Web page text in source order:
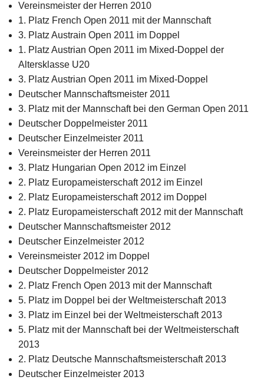
Vereinsmeister der Herren 2010
1. Platz French Open 2011 mit der Mannschaft
3. Platz Austrain Open 2011 im Doppel
1. Platz Austrian Open 2011 im Mixed-Doppel der
Altersklasse U20
3. Platz Austrian Open 2011 im Mixed-Doppel
Deutscher Mannschaftsmeister 2011
3. Platz mit der Mannschaft bei den German Open 2011
Deutscher Doppelmeister 2011
Deutscher Einzelmeister 2011
Vereinsmeister der Herren 2011
3. Platz Hungarian Open 2012 im Einzel
2. Platz Europameisterschaft 2012 im Einzel
2. Platz Europameisterschaft 2012 im Doppel
2. Platz Europameisterschaft 2012 mit der Mannschaft
Deutscher Mannschaftsmeister 2012
Deutscher Einzelmeister 2012
Vereinsmeister 2012 im Doppel
Deutscher Doppelmeister 2012
2. Platz French Open 2013 mit der Mannschaft
5. Platz im Doppel bei der Weltmeisterschaft 2013
3. Platz im Einzel bei der Weltmeisterschaft 2013
5. Platz mit der Mannschaft bei der Weltmeisterschaft
2013
2. Platz Deutsche Mannschaftsmeisterschaft 2013
Deutscher Einzelmeister 2013